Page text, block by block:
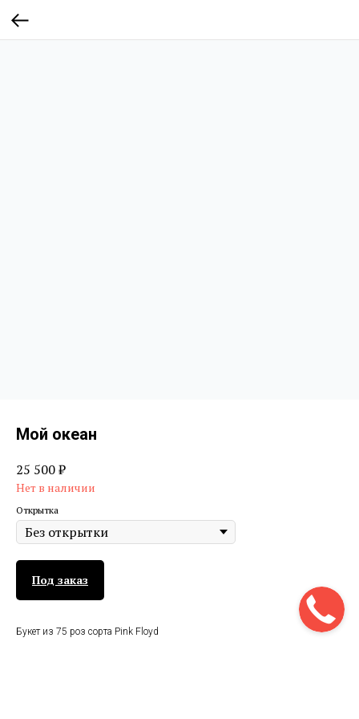
Мой океан
25 500₽
Нет в наличии
Открытка
Под заказ
Букет из 75 роз сорта Pink Floyd